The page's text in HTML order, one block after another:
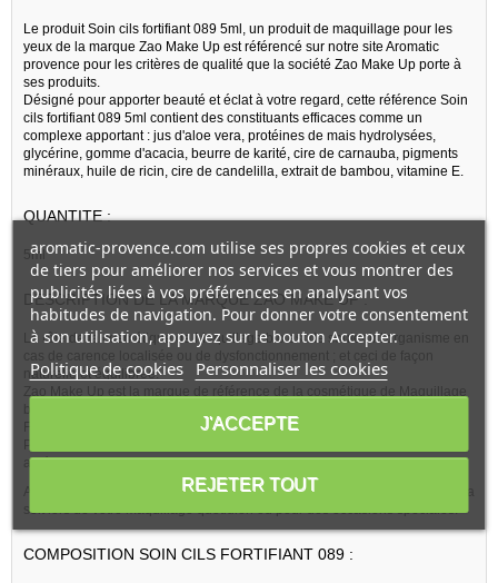
Le produit Soin cils fortifiant 089 5ml, un produit de maquillage pour les
yeux de la marque Zao Make Up est référencé sur notre site Aromatic
provence pour les critères de qualité que la société Zao Make Up porte à
ses produits.
Désigné pour apporter beauté et éclat à votre regard, cette référence Soin
cils fortifiant 089 5ml contient des constituants efficaces comme un
complexe apportant : jus d'aloe vera, protéines de mais hydrolysées,
glycérine, gomme d'acacia, beurre de karité, cire de carnauba, pigments
minéraux, huile de ricin, cire de candelilla, extrait de bambou, vitamine E.
QUANTITE :
5ml
DESCRIPTION DE LA MARQUE ZAO MAKE UP :
Le rôle de la cosmétique de Maquillage bio est de soutenir l'organisme en
cas de carence localisée ou de dysfonctionnement ; et ceci de façon
naturelle et équilibrée.
Zao Make Up est la marque de référence de la cosmétique de Maquillage
bio, mise au point et produite par les Laboratoires Zao Make Up, sis en
France.
Pour votre beauté au naturel, ce produit de maquillage pour les yeux va
améliorer le renforcement de vos cils, leur nutrition et leur hydratation.
Ainsi, Zao Make Up Soin cils fortifiant 089 s'adapte à votre regard, que cela
soit lors de votre maquillage quotidien ou pour des occasions spéciales.
COMPOSITION SOIN CILS FORTIFIANT 089 :
aromatic-provence.com utilise ses propres cookies et ceux
de tiers pour améliorer nos services et vous montrer des
publicités liées à vos préférences en analysant vos
habitudes de navigation. Pour donner votre consentement
à son utilisation, appuyez sur le bouton Accepter.
Politique de cookies Personnaliser les cookies
REJETER TOUT
J'ACCEPTE